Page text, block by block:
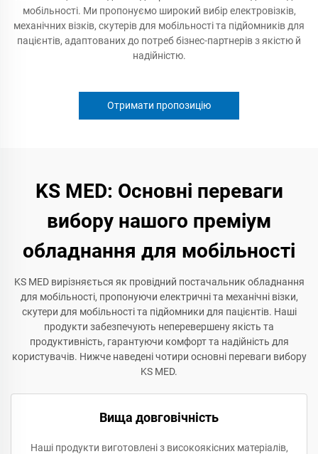
мобільності. Ми пропонуємо широкий вибір електровізків,
механічних візків, скутерів для мобільності та підйомників для
пацієнтів, адаптованих до потреб бізнес-партнерів з якістю й
надійністю.
Отримати пропозицію
KS MED: Основні переваги
вибору нашого преміум
обладнання для мобільності
KS MED вирізняється як провідний постачальник обладнання
для мобільності, пропонуючи електричні та механічні візки,
скутери для мобільності та підйомники для пацієнтів. Наші
продукти забезпечують неперевершену якість та
продуктивність, гарантуючи комфорт та надійність для
користувачів. Нижче наведені чотири основні переваги вибору
KS MED.
Вища довговічність
Наші продукти виготовлені з високоякісних матеріалів,